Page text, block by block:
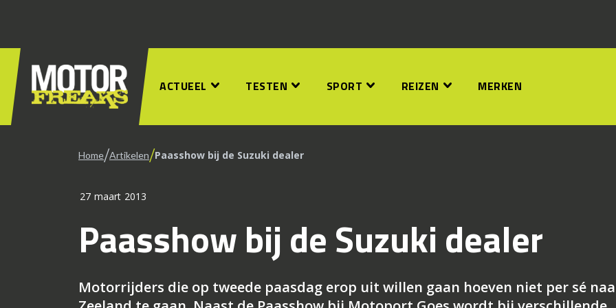
ACTUEEL TESTEN SPORT REIZEN MERKEN
Home/Artikelen/Paasshow bij de Suzuki dealer
27 maart 2013
Paasshow bij de Suzuki dealer
Motorrijders die op tweede paasdag erop uit willen gaan hoeven niet per sé